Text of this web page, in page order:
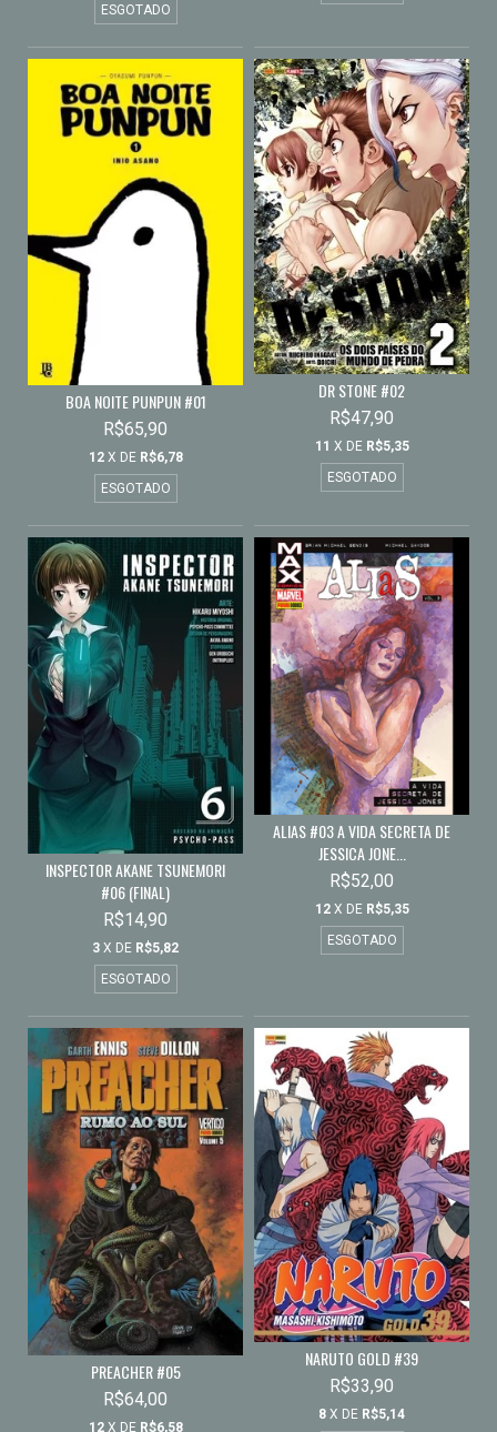
ESGOTADO
BOA NOITE PUNPUN #01
R$65,90
12 X DE R$6,78
ESGOTADO
DR STONE #02
R$47,90
11 X DE R$5,35
ESGOTADO
INSPECTOR AKANE TSUNEMORI
#06 (FINAL)
R$14,90
3 X DE R$5,82
ESGOTADO
ALIAS #03 A VIDA SECRETA DE
JESSICA JONE...
R$52,00
12 X DE R$5,35
ESGOTADO
PREACHER #05
R$64,00
12 X DE R$6,58
NARUTO GOLD #39
R$33,90
8 X DE R$5,14